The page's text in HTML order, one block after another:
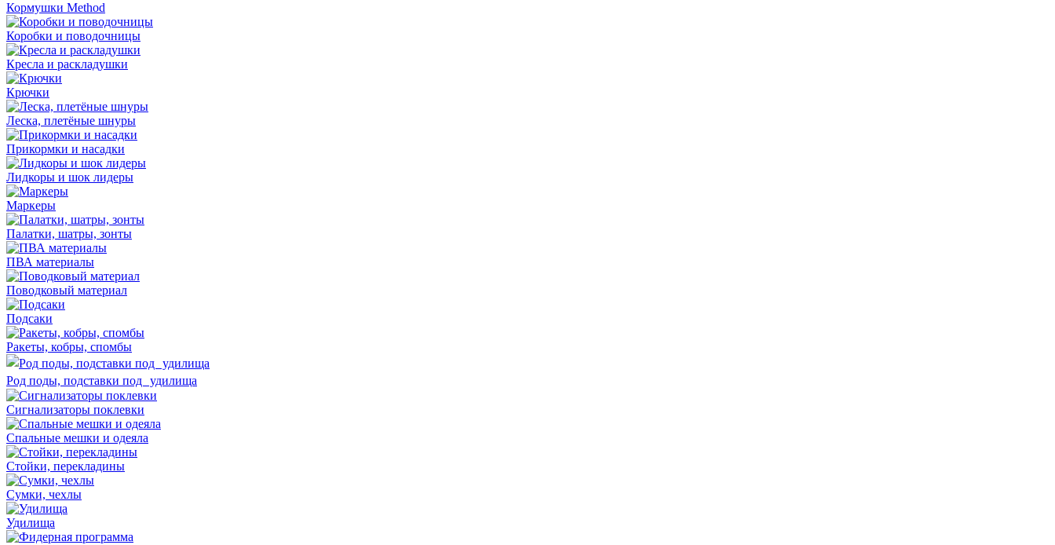
Кормушки Method
Коробки и поводочницы
Кресла и раскладушки
Крючки
Леска, плетёные шнуры
Прикормки и насадки
Лидкоры и шок лидеры
Маркеры
Палатки, шатры, зонты
ПВА материалы
Поводковый материал
Подсаки
Ракеты, кобры, спомбы
Род поды, подставки под удилища
Сигнализаторы поклевки
Спальные мешки и одеяла
Стойки, перекладины
Сумки, чехлы
Удилища